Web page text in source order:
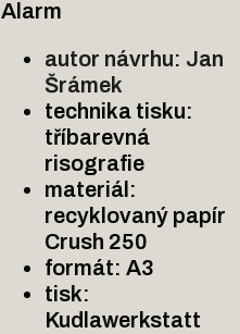
Alarm
autor návrhu: Jan
Šrámek
technika tisku:
tříbarevná
risografie
materiál:
recyklovaný papír
Crush 250
formát: A3
tisk:
Kudlawerkstatt